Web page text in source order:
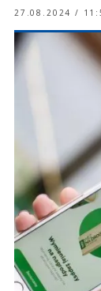
27.08.2024 /